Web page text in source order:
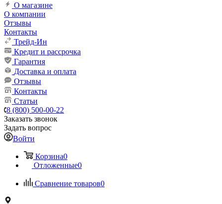
О магазине
О компании
Отзывы
Контакты
Трейд-Ин
Кредит и рассрочка
Гарантия
Доставка и оплата
Отзывы
Контакты
Статьи
8 (800) 500-00-22
Заказать звонок
Задать вопрос
Войти
Корзина0
Отложенные0
Сравнение товаров0